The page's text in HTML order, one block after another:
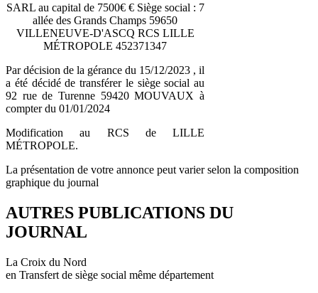
SARL au capital de 7500€ € Siège social : 7
allée des Grands Champs 59650
VILLENEUVE-D'ASCQ RCS LILLE
MÉTROPOLE 452371347
Par décision de la gérance du 15/12/2023 , il
a été décidé de transférer le siège social au
92 rue de Turenne 59420 MOUVAUX à
compter du 01/01/2024
Modification au RCS de LILLE
MÉTROPOLE.
La présentation de votre annonce peut varier selon la composition
graphique du journal
AUTRES PUBLICATIONS DU
JOURNAL
La Croix du Nord
en Transfert de siège social même département